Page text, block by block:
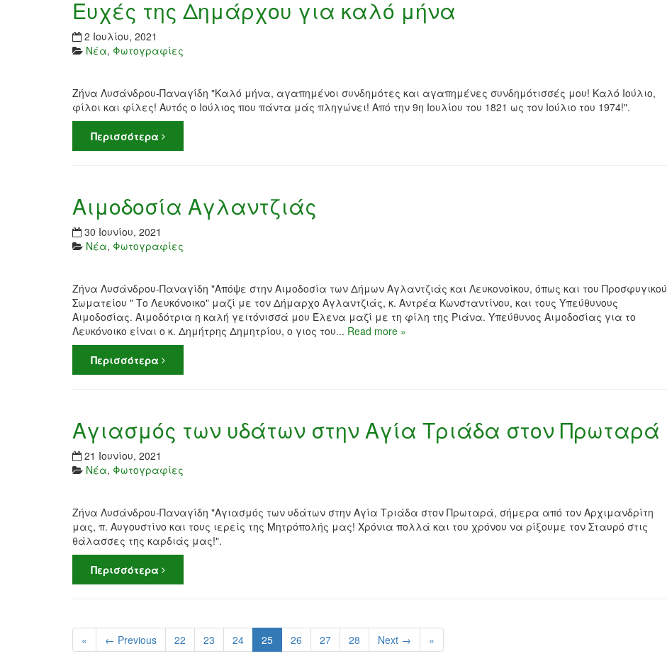
Ευχές της Δημάρχου για καλό μήνα
2 Ιουλίου, 2021
Νέα, Φωτογραφίες
Ζήνα Λυσάνδρου-Παναγίδη "Καλό μήνα, αγαπημένοι συνδημότες και αγαπημένες συνδημότισσές μου! Καλό Ιούλιο,
φίλοι και φίλες! Αυτός ο Ιούλιος που πάντα μάς πληγώνει! Από την 9η Ιουλίου του 1821 ως τον Ιούλιο του 1974!".
Περισσότερα
Αιμοδοσία Αγλαντζιάς
30 Ιουνίου, 2021
Νέα, Φωτογραφίες
Ζήνα Λυσάνδρου-Παναγίδη "Απόψε στην Αιμοδοσία των Δήμων Αγλαντζιάς και Λευκονοίκου, όπως και του Προσφυγικού
Σωματείου " Το Λευκόνοικο" μαζί με τον Δήμαρχο Αγλαντζιάς, κ. Αντρέα Κωνσταντίνου, και τους Υπεύθυνους
Αιμοδοσίας. Αιμοδότρια η καλή γειτόνισσά μου Έλενα μαζί με τη φίλη της Ριάνα. Υπεύθυνος Αιμοδοσίας για το
Λευκόνοικο είναι ο κ. Δημήτρης Δημητρίου, ο γιος του... Read more »
Περισσότερα
Αγιασμός των υδάτων στην Αγία Τριάδα στον Πρωταρά
21 Ιουνίου, 2021
Νέα, Φωτογραφίες
Ζήνα Λυσάνδρου-Παναγίδη "Αγιασμός των υδάτων στην Αγία Τριάδα στον Πρωταρά, σήμερα από τον Αρχιμανδρίτη
μας, π. Αυγουστίνο και τους ιερείς της Μητρόπολής μας! Χρόνια πολλά και του χρόνου να ρίξουμε τον Σταυρό στις
θάλασσες της καρδιάς μας!".
Περισσότερα
« ← Previous 22 23 24 25 26 27 28 Next → »